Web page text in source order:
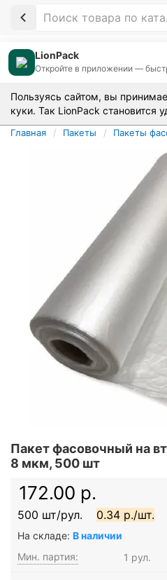
LionPack
Пользуясь сайтом, вы
куки. Так LionPack становится
Главная Пакеты Пакеты
Пакет фасовочный на
8 мкм, 500 шт
172.00 р.
500 шт/рул. 0.34 р./шт.
На складе: В наличии
Мин. партия:
1 рул.